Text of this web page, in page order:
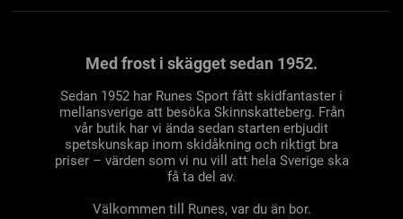
Med frost i skägget sedan 1952.
Sedan 1952 har Runes Sport fått skidfantaster i
mellansverige att besöka Skinnskatteberg. Från
vår butik har vi ända sedan starten erbjudit
spetskunskap inom skidåkning och riktigt bra
priser – värden som vi nu vill att hela Sverige ska
få ta del av.
Välkommen till Runes, var du än bor.